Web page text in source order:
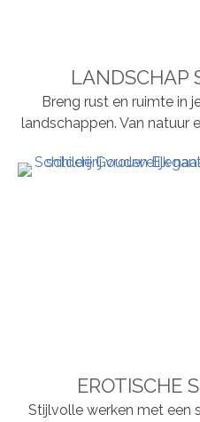
LANDSCHAP
Breng rust en ruimte in
landschappen. Van natuur
EROTISCHE
Stijlvolle werken met een